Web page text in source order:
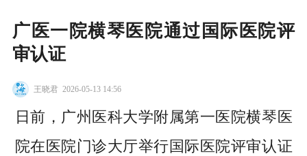
广医一院横琴医院通过国际医院评
审认证
王晓君 2026-05-13 14:56
日前，广州医科大学附属第一医院横琴医
院在医院门诊大厅举行国际医院评审认证